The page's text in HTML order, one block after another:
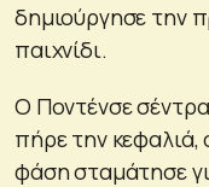
δημιούργησε την
παιχνίδι.
Ο Ποντένσε
πήρε την
φάση σταμάτησε